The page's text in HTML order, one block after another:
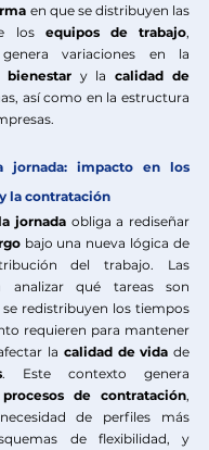
en que se distribuyen las
los equipos de trabajo,
bienestar y la calidad de
así como en la estructura
jornada: impacto en los
la contratación
jornada obliga a rediseñar
bajo una nueva lógica de
analizar qué tareas son
redistribuyen los tiempos
requieren para mantener
la calidad de vida de
. Este contexto genera
procesos de contratación,
de perfiles más
de flexibilidad, y